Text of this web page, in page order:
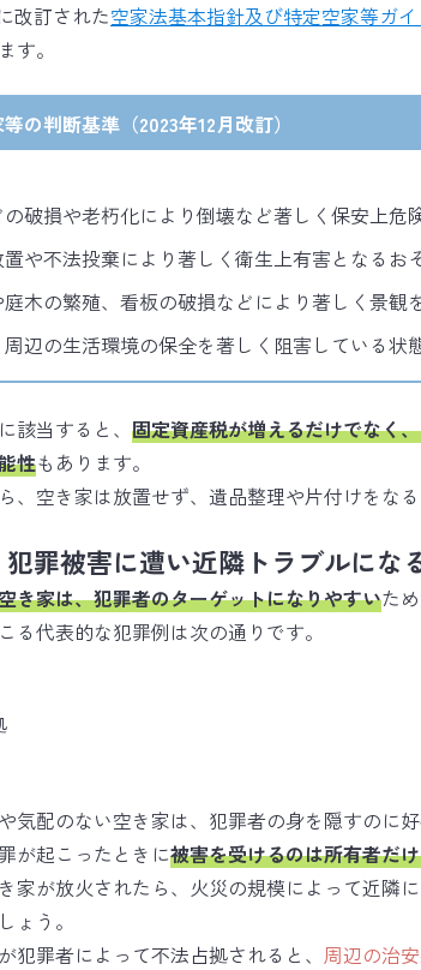
改訂された空家法基本指針及び特定空家等ガイ
す。
の判断基準（2023年12月改訂）
破損や老朽化により倒壊など著しく保安上危
置や不法投棄により著しく衛生上有害となるお
木の繁殖、看板の破損などにより著しく景観
周辺の生活環境の保全を著しく阻害している状
該当すると、 固定資産税が増えるだけでなく
性もあります。
、空き家は放置せず、遺品整理や片付けをな
罪被害に遭い近隣トラブルにな
き家は、犯罪者のターゲットになりやすいた
る代表的な犯罪例は次の通りです。
気配のない空き家は、犯罪者の身を隠すのに
が起こったときに被害を受けるのは所有者だ
家が放火されたら、火災の規模によって近隣
ょう。
犯罪者によって不法占拠されると、 周辺の治